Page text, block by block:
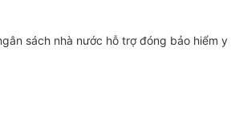
sách nhà nước hỗ trợ đóng bảo hiểm